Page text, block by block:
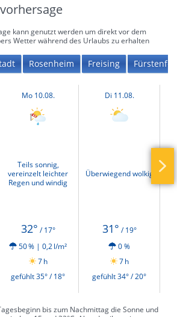
kann genutzt werden um direkt vor dem
Wetter während des Urlaubs zu erhalten
Rosenheim Freising
Mo 10.08.
Teils sonnig,
vereinzelt leichter
Regen und windig
32° / 17°
50 % | 0,2 l/m²
7 h
gefühlt 35° / 18°
Di 11.08.
Überwiegend wolkig
31° / 19°
0 %
7 h
gefühlt 34° / 20°
bis zum Nachmittag die Sonne und